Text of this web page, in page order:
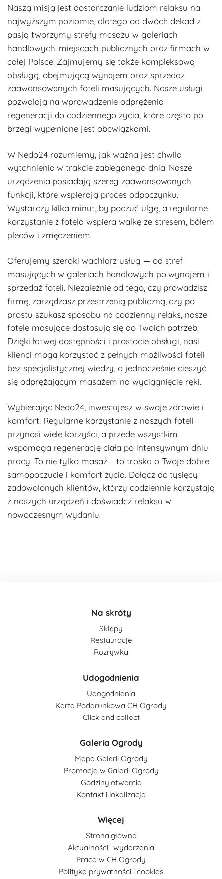
Naszą misją jest dostarczanie ludziom relaksu na
najwyższym poziomie, dlatego od dwóch dekad z
pasją tworzymy strefy masażu w galeriach
handlowych, miejscach publicznych oraz firmach w
całej Polsce. Zajmujemy się także kompleksową
obsługą, obejmującą wynajem oraz sprzedaż
zaawansowanych foteli masujących. Nasze usługi
pozwalają na wprowadzenie odprężenia i
regeneracji do codziennego życia, które często po
brzegi wypełnione jest obowiązkami.
W Nedo24 rozumiemy, jak ważna jest chwila
wytchnienia w trakcie zabieganego dnia. Nasze
urządzenia posiadają szereg zaawansowanych
funkcji, które wspierają proces odpoczynku.
Wystarczy kilka minut, by poczuć ulgę, a regularne
korzystanie z fotela wspiera walkę ze stresem, bólem
pleców i zmęczeniem.
Oferujemy szeroki wachlarz usług — od stref
masujących w galeriach handlowych po wynajem i
sprzedaż foteli. Niezależnie od tego, czy prowadzisz
firmę, zarządzasz przestrzenią publiczną, czy po
prostu szukasz sposobu na codzienny relaks, nasze
fotele masujące dostosują się do Twoich potrzeb.
Dzięki łatwej dostępności i prostocie obsługi, nasi
klienci mogą korzystać z pełnych możliwości foteli
bez specjalistycznej wiedzy, a jednocześnie cieszyć
się odprężającym masażem na wyciągnięcie ręki.
Wybierając Nedo24, inwestujesz w swoje zdrowie i
komfort. Regularne korzystanie z naszych foteli
przynosi wiele korzyści, a przede wszystkim
wspomaga regenerację ciała po intensywnym dniu
pracy. To nie tylko masaż – to troska o Twoje dobre
samopoczucie i komfort życia. Dołącz do tysięcy
zadowolonych klientów, którzy codziennie korzystają
z naszych urządzeń i doświadcz relaksu w
nowoczesnym wydaniu​.
Na skróty
Sklepy
Restauracje
Rozrywka
Udogodnienia
Udogodnienia
Karta Podarunkowa CH Ogrody
Click and collect
Galeria Ogrody
Mapa Galerii Ogrody
Promocje w Galerii Ogrody
Godziny otwarcia
Kontakt i lokalizacja
Więcej
Strona główna
Aktualności i wydarzenia
Praca w CH Ogrody
Polityka prywatności i cookies